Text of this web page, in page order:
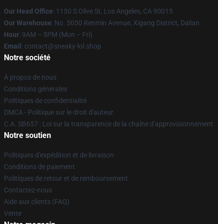
Our Head Office: 1150 S Olive St, Los Angeles, CA 90015
Our Warehouse: No. 5050 Renmin Avenue, Xigang District, Dalian
Hour: 9AM – 5PM (Mon – Fri)
Email : contact@sneaky-lol.shop
Notre société
À propos de nous
Conditions générales
Politiques de confidentialité
DMCA - Politique sur le droit d'auteur
C.A. SB657 : Loi sur la transparence de la chaîne d'approvisionnement
Notre soutien
Politiques d'expédition et de livraison
Conditions de paiement
Politiques de retour et de remboursement
Contactez-nous
Aide aux clients (FAQ)
Vente